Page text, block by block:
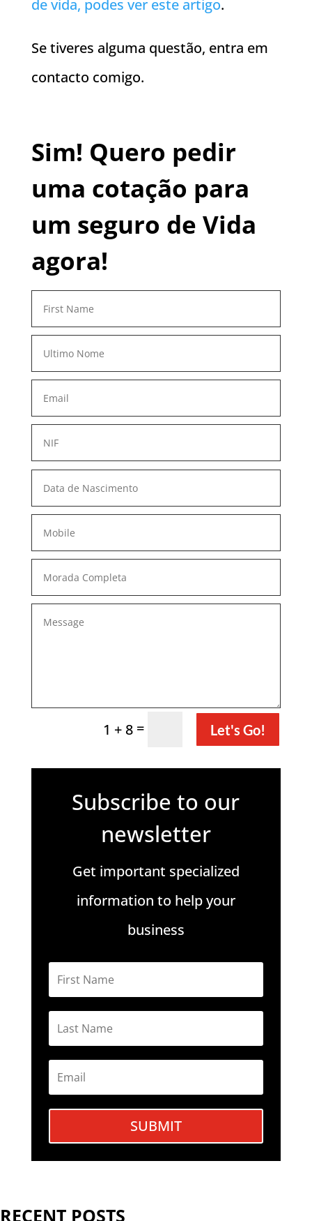
de vida, podes ver este artigo.
Se tiveres alguma questão, entra em
contacto comigo.
Sim! Quero pedir
uma cotação para
um seguro de Vida
agora!
1 + 8 = Let's Go!
Subscribe to our
newsletter
Get important specialized
information to help your
business
SUBMIT
RECENT POSTS